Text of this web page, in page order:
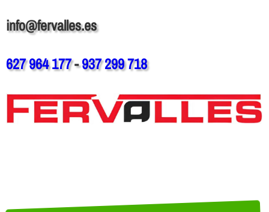
info@fervalles.es
627 964 177-937 299 718